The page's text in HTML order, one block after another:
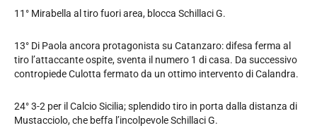
11° Mirabella al tiro fuori area, blocca Schillaci G.
13° Di Paola ancora protagonista su Catanzaro: difesa ferma al
tiro l’attaccante ospite, sventa il numero 1 di casa. Da successivo
contropiede Culotta fermato da un ottimo intervento di Calandra.
24° 3-2 per il Calcio Sicilia; splendido tiro in porta dalla distanza di
Mustacciolo, che beffa l’incolpevole Schillaci G.